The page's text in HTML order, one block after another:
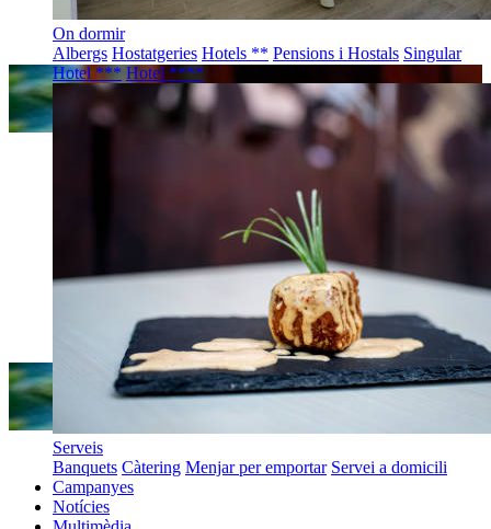
On dormir
Albergs Hostatgeries Hotels ** Pensions i Hostals Singular
Hotel *** Hotel ****
Serveis
Banquets Càtering Menjar per emportar Servei a domicili
Campanyes
Notícies